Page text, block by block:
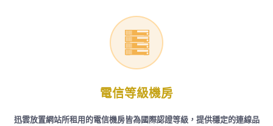
電信等級機房
迅雲放置網站所租用的電信機房皆為國際認證等級，提供穩定的連線品